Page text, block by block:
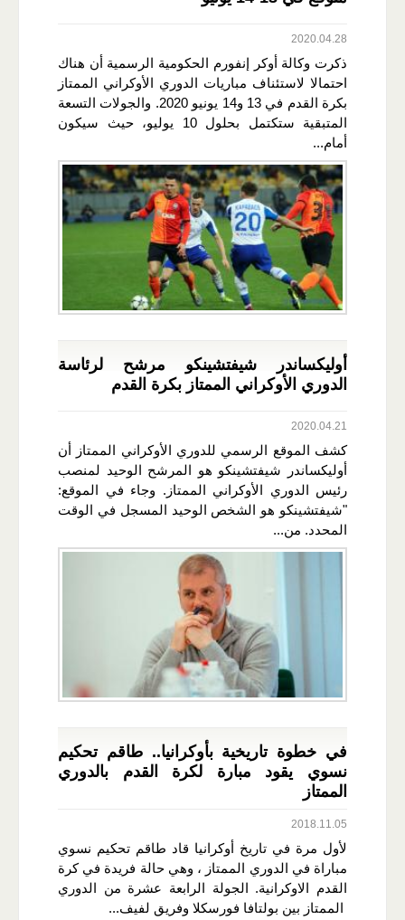
2020.04.28
ذكرت وكالة أوكر إنفورم الحكومية الرسمية أن هناك
احتمالا لاستئناف مباريات الدوري الأوكراني الممتاز
بكرة القدم في 13 و14 يونيو 2020. والجولات التسعة
المتبقية ستكتمل بحلول 10 يوليو، حيث سيكون
أمام...
أوليكساندر شيفتشينكو مرشح لرئاسة
الدوري الأوكراني الممتاز بكرة القدم
2020.04.21
كشف الموقع الرسمي للدوري الأوكراني الممتاز أن
أوليكساندر شيفتشينكو هو المرشح الوحيد لمنصب
رئيس الدوري الأوكراني الممتاز. وجاء في الموقع:
"شيفتشينكو هو الشخص الوحيد المسجل في الوقت
المحدد. من...
في خطوة تاريخية بأوكرانيا.. طاقم تحكيم
نسوي يقود مبارة لكرة القدم بالدوري
الممتاز
2018.11.05
لأول مرة في تاريخ أوكرانيا قاد طاقم تحكيم نسوي
مباراة في الدوري الممتاز ، وهي حالة فريدة في كرة
القدم الاوكرانية. الجولة الرابعة عشرة من الدوري
الممتاز بين بولتافا فورسكلا وفريق لفيف...